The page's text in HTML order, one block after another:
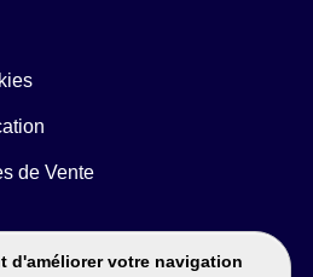
d'améliorer votre navigation
de Vente